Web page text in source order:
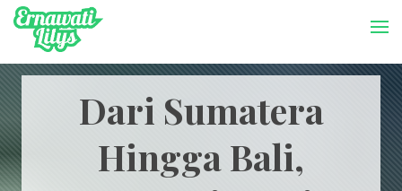
-->
Dari Sumatera
Hingga Bali,